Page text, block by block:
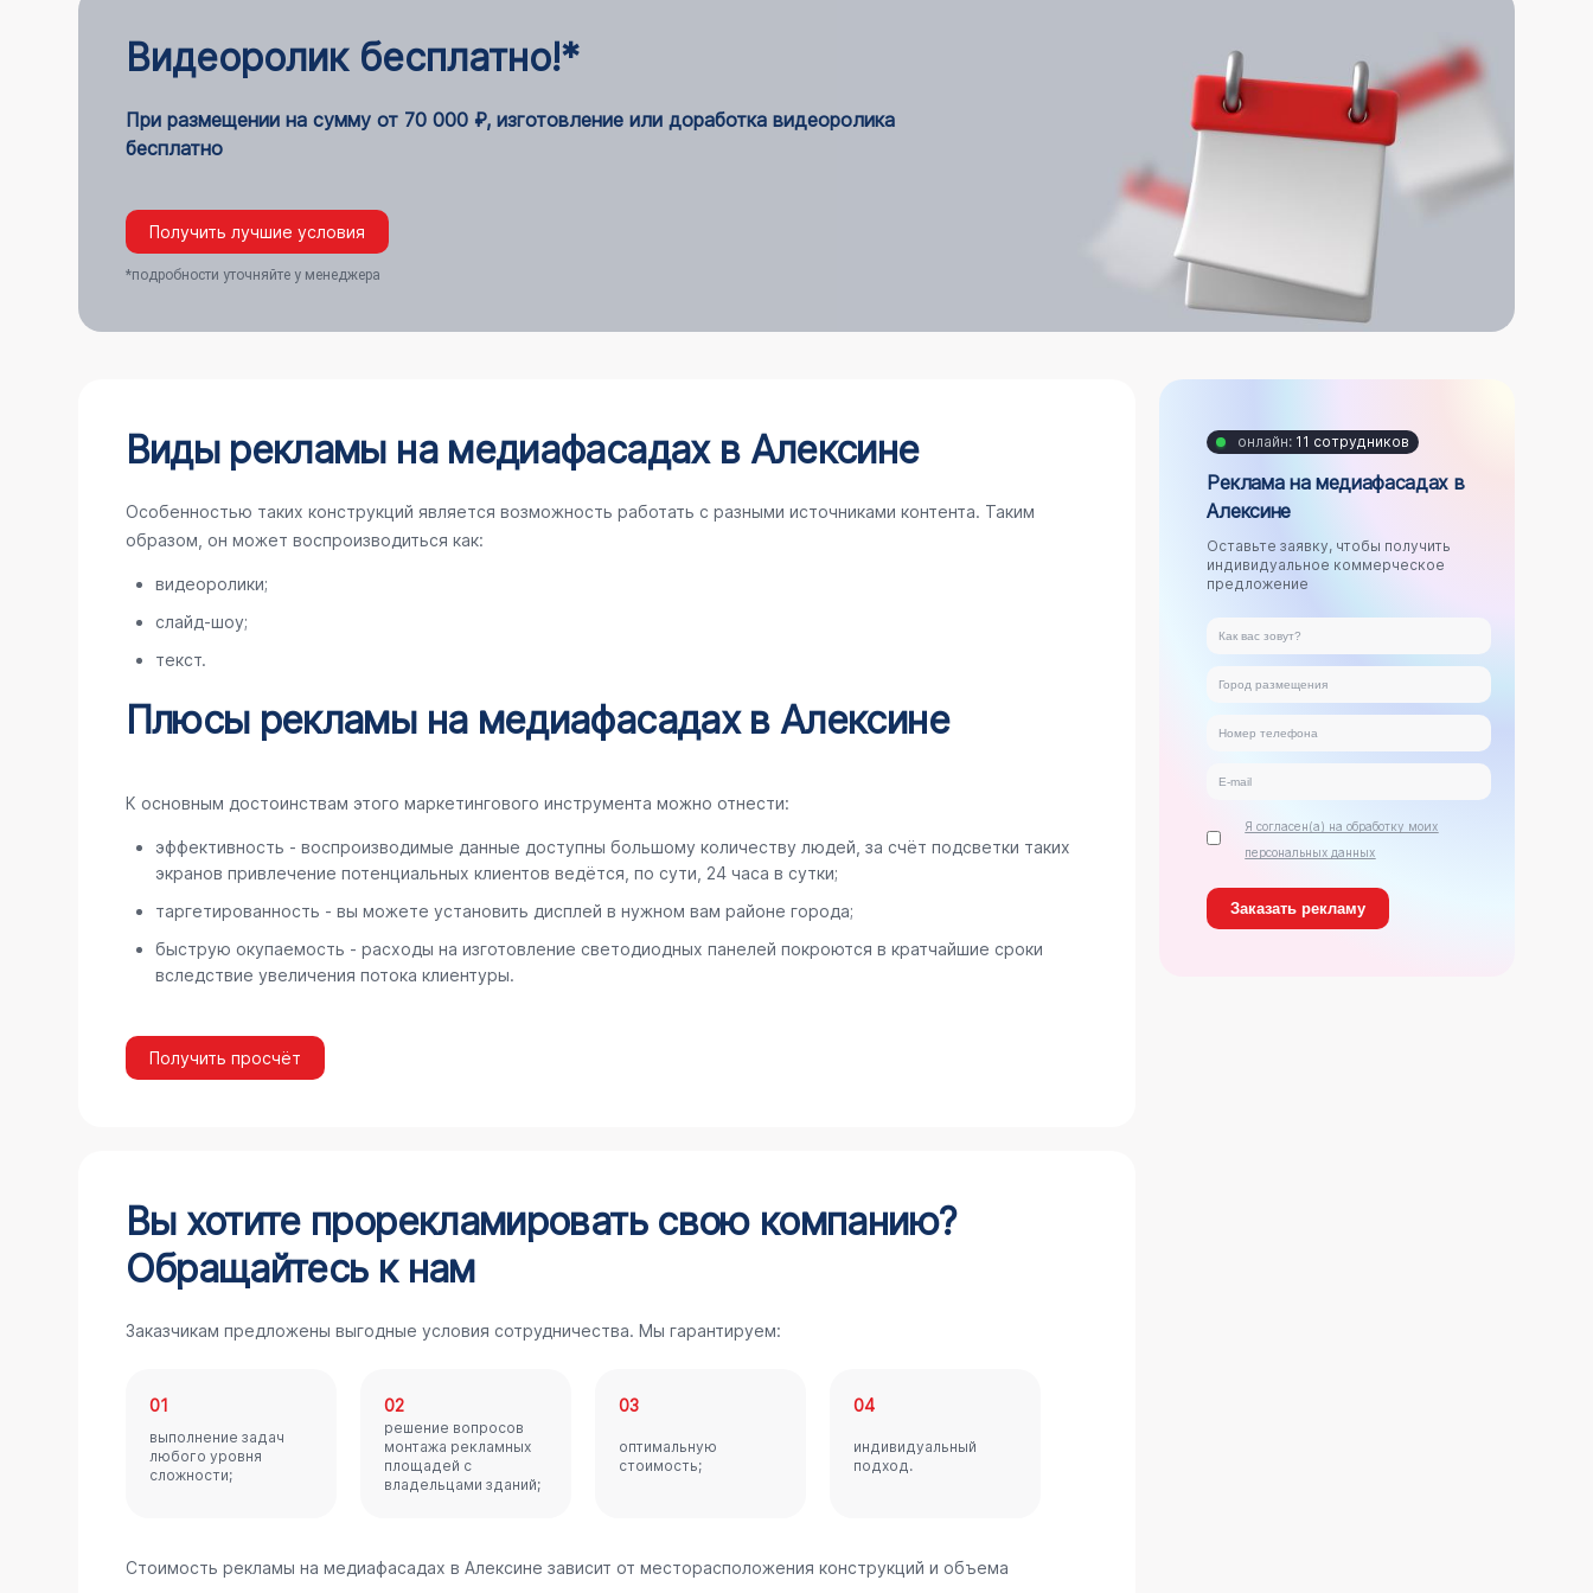
Видеоролик бесплатно!*
При размещении на сумму от 70 000 ₽, изготовление или доработка видеоролика
бесплатно
Получить лучшие условия
*подробности уточняйте у менеджера
Виды рекламы на медиафасадах в Алексине
Особенностью таких конструкций является возможность работать с разными источниками контента. Таким
образом, он может воспроизводиться как:
видеоролики;
слайд-шоу;
текст.
Плюсы рекламы на медиафасадах в Алексине
К основным достоинствам этого маркетингового инструмента можно отнести:
эффективность - воспроизводимые данные доступны большому количеству людей, за счёт подсветки таких
экранов привлечение потенциальных клиентов ведётся, по сути, 24 часа в сутки;
таргетированность - вы можете установить дисплей в нужном вам районе города;
быструю окупаемость - расходы на изготовление светодиодных панелей покроются в кратчайшие сроки
вследствие увеличения потока клиентуры.
Получить просчёт
Вы хотите прорекламировать свою компанию?
Обращайтесь к нам
Заказчикам предложены выгодные условия сотрудничества. Мы гарантируем:
01
выполнение задач
любого уровня
сложности;
02
решение вопросов
монтажа рекламных
площадей с
владельцами зданий;
03
оптимальную
стоимость;
04
индивидуальный
подход.
Стоимость рекламы на медиафасадах в Алексине зависит от месторасположения конструкций и объема
онлайн: 11 сотрудников
Реклама на медиафасадах в
Алексине
Оставьте заявку, чтобы получить
индивидуальное коммерческое
предложение
Я согласен(а) на обработку моих
персональных данных